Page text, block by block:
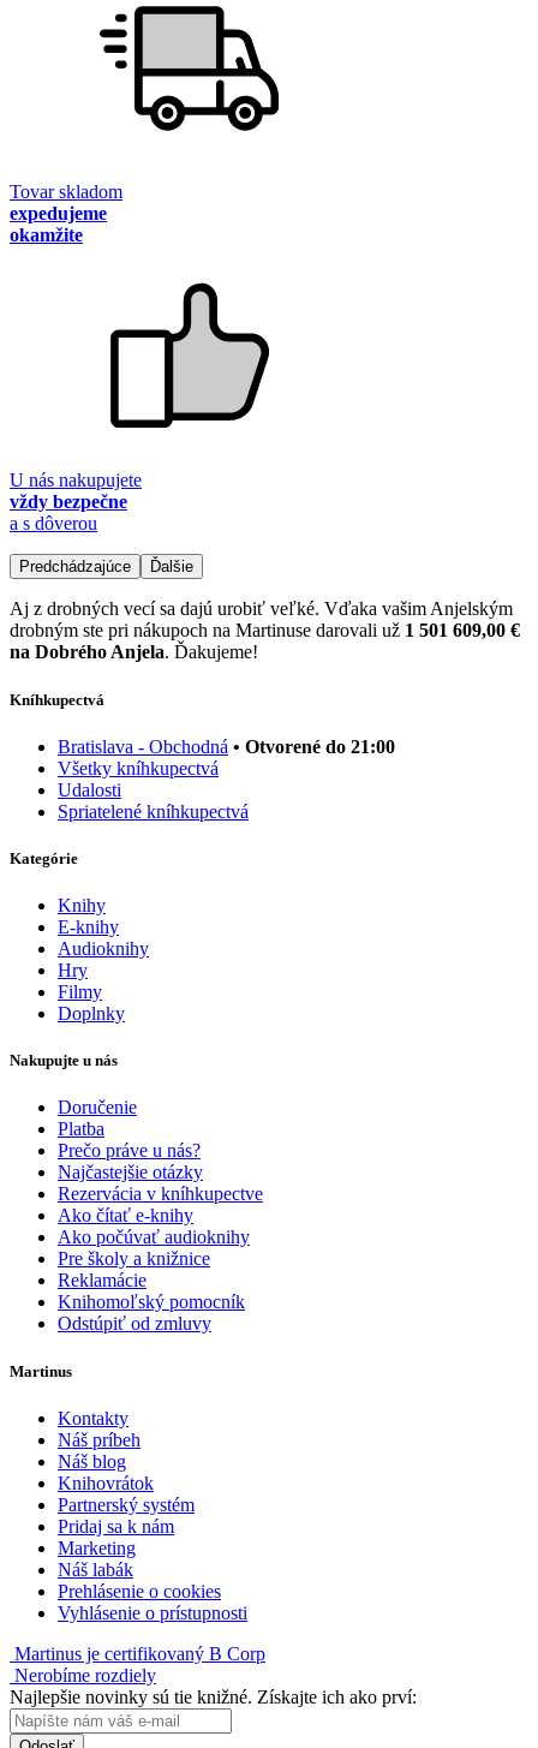
Tovar skladom
expedujeme
okamžite
U nás nakupujete
vždy bezpečne
a s dôverou
Predchádzajúce Ďalšie
Aj z drobných vecí sa dajú urobiť veľké. Vďaka vašim Anjelským
drobným ste pri nákupoch na Martinuse darovali už 1 501 609,00 €
na Dobrého Anjela. Ďakujeme!
Kníhkupectvá
Bratislava - Obchodná • Otvorené do 21:00
Všetky kníhkupectvá
Udalosti
Spriatelené kníhkupectvá
Kategórie
Knihy
E-knihy
Audioknihy
Hry
Filmy
Doplnky
Nakupujte u nás
Doručenie
Platba
Prečo práve u nás?
Najčastejšie otázky
Rezervácia v kníhkupectve
Ako čítať e-knihy
Ako počúvať audioknihy
Pre školy a knižnice
Reklamácie
Knihomoľský pomocník
Odstúpiť od zmluvy
Martinus
Kontakty
Náš príbeh
Náš blog
Knihovrátok
Partnerský systém
Pridaj sa k nám
Marketing
Náš labák
Prehlásenie o cookies
Vyhlásenie o prístupnosti
Martinus je certifikovaný B Corp
Nerobíme rozdiely
Najlepšie novinky sú tie knižné. Získajte ich ako prví: